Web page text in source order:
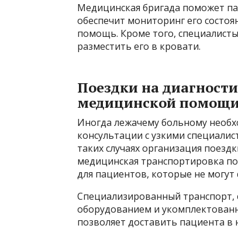
Медицинская бригада поможет
обеспечит мониторинг его
помощь. Кроме того,
разместить его в кровати.
Поездки на
медицинской
Иногда лежачему больному
консультации с узкими
таких случаях организация
медицинская транспортировка
для пациентов, которые не могут
Специализированный
оборудованием и
позволяет доставить пациента